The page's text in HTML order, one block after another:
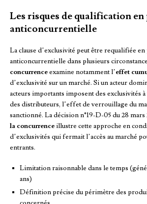
Les risques de qualification
anticoncurrentielle
La clause d’exclusivité peut être requalifiée
anticoncurrentielle dans plusieurs
concurrenceexamine notamment l’effet
d’exclusivité sur un marché. Si un acteur
acteurs importants imposent des exclusivités
des distributeurs, l’effet de verrouillage du
sanctionné. La décision n°19-D-05 du 28 mars
la concurrenceillustre cette approche en
d’exclusivités qui fermait l’accès au marché
entrants.
Limitation raisonnable dans le temps
ans)
Définition précise du périmètre des